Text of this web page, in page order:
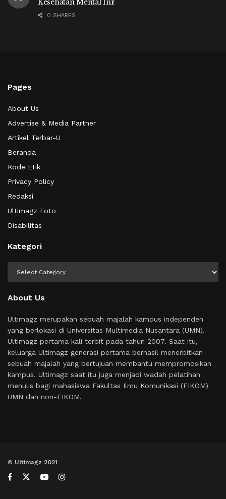
Kesehatan Mental Ini!
0 SHARES
Pages
About Us
Advertise & Media Partner
Artikel Terbar-U
Beranda
Kode Etik
Privacy Policy
Redaksi
Ultimagz Foto
Disabilitas
Kategori
About Us
Ultimagz merupakan sebuah majalah kampus independen
yang berlokasi di Universitas Multimedia Nusantara (UMN).
Ultimagz pertama kali terbit pada tahun 2007. Saat itu,
keluarga Ultimagz generasi pertama berhasil menerbitkan
sebuah majalah yang bertujuan membantu mempromosikan
kampus. Ultimagz saat itu juga menjadi wadah pelatihan
menulis bagi mahasiswa Fakultas Ilmu Komunikasi (FIKOM)
UMN dan non-FIKOM.
© Ultimagz 2021